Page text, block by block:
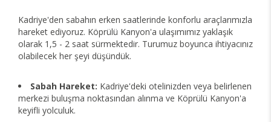
Kadriye'den sabahın erken saatlerinde konforlu araçlarımızla
hareket ediyoruz. Köprülü Kanyon'a ulaşımımız yaklaşık
olarak 1,5 - 2 saat sürmektedir. Turumuz boyunca ihtiyacınız
olabilecek her şeyi düşündük.
Sabah Hareket: Kadriye'deki otelinizden veya belirlenen
merkezi buluşma noktasından alınma ve Köprülü Kanyon'a
keyifli yolculuk.